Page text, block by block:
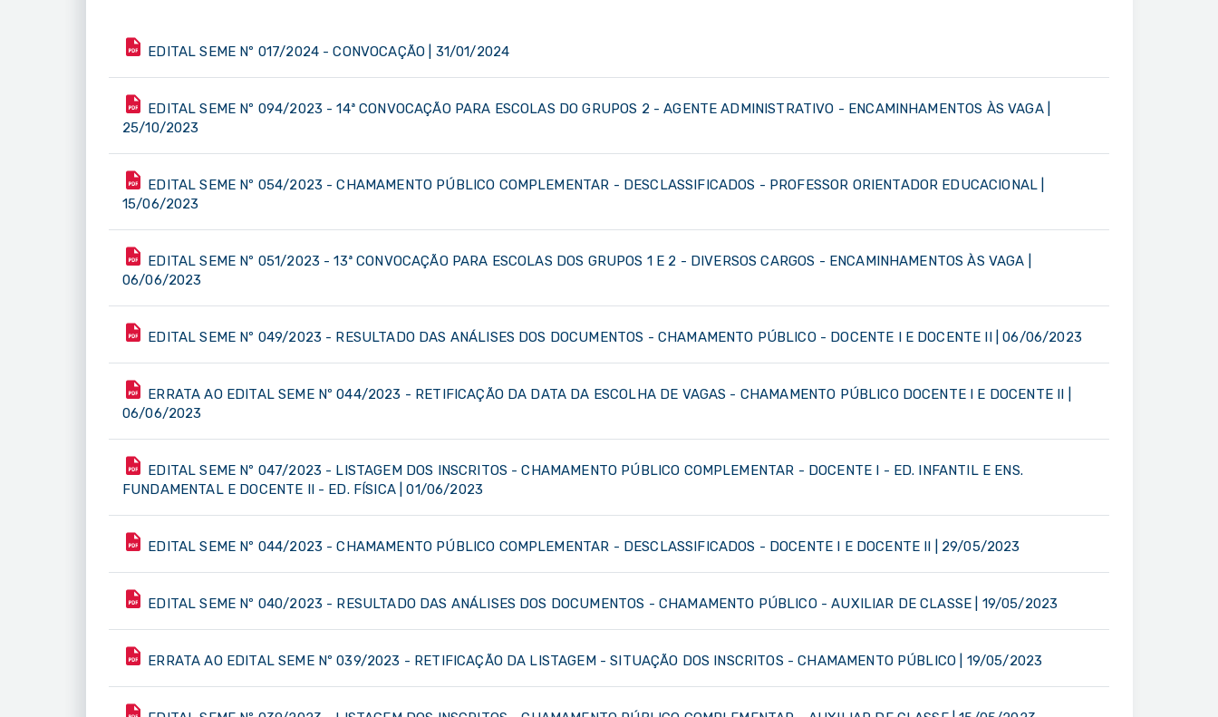
EDITAL SEME Nº 017/2024 - CONVOCAÇÃO | 31/01/2024
EDITAL SEME Nº 094/2023 - 14ª CONVOCAÇÃO PARA ESCOLAS DO GRUPOS 2 - AGENTE ADMINISTRATIVO - ENCAMINHAMENTOS ÀS VAGA |
25/10/2023
EDITAL SEME Nº 054/2023 - CHAMAMENTO PÚBLICO COMPLEMENTAR - DESCLASSIFICADOS - PROFESSOR ORIENTADOR EDUCACIONAL |
15/06/2023
EDITAL SEME Nº 051/2023 - 13ª CONVOCAÇÃO PARA ESCOLAS DOS GRUPOS 1 E 2 - DIVERSOS CARGOS - ENCAMINHAMENTOS ÀS VAGA |
06/06/2023
EDITAL SEME Nº 049/2023 - RESULTADO DAS ANÁLISES DOS DOCUMENTOS - CHAMAMENTO PÚBLICO - DOCENTE I E DOCENTE II | 06/06/2023
ERRATA AO EDITAL SEME Nº 044/2023 - RETIFICAÇÃO DA DATA DA ESCOLHA DE VAGAS - CHAMAMENTO PÚBLICO DOCENTE I E DOCENTE II |
06/06/2023
EDITAL SEME Nº 047/2023 - LISTAGEM DOS INSCRITOS - CHAMAMENTO PÚBLICO COMPLEMENTAR - DOCENTE I - ED. INFANTIL E ENS.
FUNDAMENTAL E DOCENTE II - ED. FÍSICA | 01/06/2023
EDITAL SEME Nº 044/2023 - CHAMAMENTO PÚBLICO COMPLEMENTAR - DESCLASSIFICADOS - DOCENTE I E DOCENTE II | 29/05/2023
EDITAL SEME Nº 040/2023 - RESULTADO DAS ANÁLISES DOS DOCUMENTOS - CHAMAMENTO PÚBLICO - AUXILIAR DE CLASSE | 19/05/2023
ERRATA AO EDITAL SEME Nº 039/2023 - RETIFICAÇÃO DA LISTAGEM - SITUAÇÃO DOS INSCRITOS - CHAMAMENTO PÚBLICO | 19/05/2023